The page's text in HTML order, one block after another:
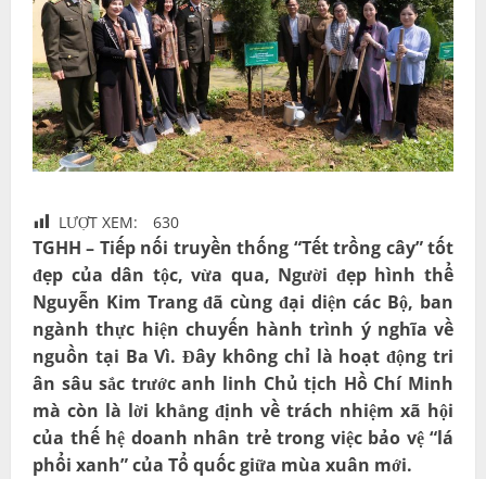
LƯỢT XEM: 630
TGHH – Tiếp nối truyền thống “Tết trồng cây” tốt
đẹp của dân tộc, vừa qua, Người đẹp hình thể
Nguyễn Kim Trang đã cùng đại diện các Bộ, ban
ngành thực hiện chuyến hành trình ý nghĩa về
nguồn tại Ba Vì. Đây không chỉ là hoạt động tri
ân sâu sắc trước anh linh Chủ tịch Hồ Chí Minh
mà còn là lời khẳng định về trách nhiệm xã hội
của thế hệ doanh nhân trẻ trong việc bảo vệ “lá
phổi xanh” của Tổ quốc giữa mùa xuân mới.